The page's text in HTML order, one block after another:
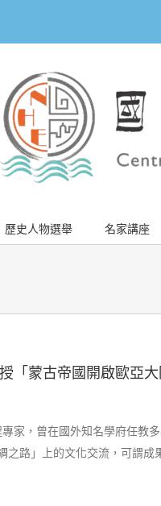
歷史人物選舉 名家講座
「蒙古帝國開啟歐亞大
家，曾在國外知名學府任教
之路」上的文化交流，可謂